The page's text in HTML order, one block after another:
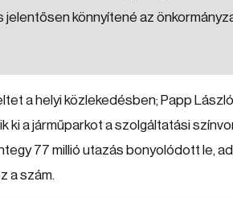
jelentősen könnyítené az
a helyi közlekedésben; Papp László
a járműparkot a szolgáltatási
77 millió utazás bonyolódott le,
a szám.